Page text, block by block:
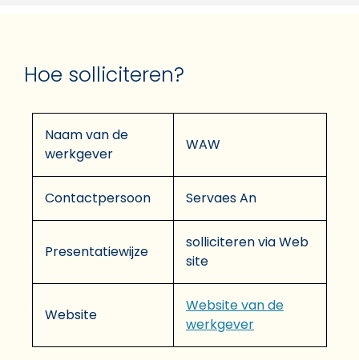
Hoe solliciteren?
Naam van de
werkgever
WAW
Contactpersoon Servaes An
Presentatiewijze
solliciteren via Web
site
Website
Website van de
werkgever